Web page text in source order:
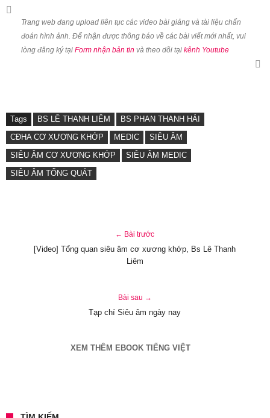
Trang web đang upload liên tục các video bài giảng và tài liệu chẩn
đoán hình ảnh. Để nhận được thông báo về các bài viết mới nhất, vui
lòng đăng ký tại Form nhận bản tin và theo dõi tại kênh Youtube
Tags BS LÊ THANH LIÊM
BS PHAN THANH HẢI
CĐHA CƠ XƯƠNG KHỚP
MEDIC
SIÊU ÂM
SIÊU ÂM CƠ XƯƠNG KHỚP
SIÊU ÂM MEDIC
SIÊU ÂM TỔNG QUÁT
← Bài trước
[Video] Tổng quan siêu âm cơ xương khớp, Bs Lê Thanh
Liêm
Bài sau →
Tạp chí Siêu âm ngày nay
XEM THÊM EBOOK TIẾNG VIỆT